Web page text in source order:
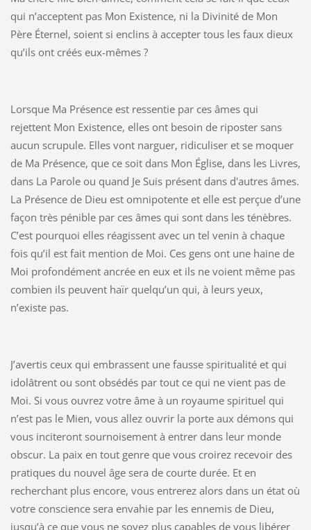
qui n’acceptent pas Mon Existence, ni la Divinité de Mon
Père Éternel, soient si enclins à accepter tous les faux dieux
qu’ils ont créés eux-mêmes ?
Lorsque Ma Présence est ressentie par ces âmes qui
rejettent Mon Existence, elles ont besoin de riposter sans
aucun scrupule. Elles vont narguer, ridiculiser et se moquer
de Ma Présence, que ce soit dans Mon Église, dans les Livres,
dans La Parole ou quand Je Suis présent dans d'autres âmes.
La Présence de Dieu est omnipotente et elle est perçue d’une
façon très pénible par ces âmes qui sont dans les ténèbres.
C’est pourquoi elles réagissent avec un tel venin à chaque
fois qu’il est fait mention de Moi. Ces gens ont une haine de
Moi profondément ancrée en eux et ils ne voient même pas
combien ils peuvent haïr quelqu’un qui, à leurs yeux,
n’existe pas.
J’avertis ceux qui embrassent une fausse spiritualité et qui
idolâtrent ou sont obsédés par tout ce qui ne vient pas de
Moi. Si vous ouvrez votre âme à un royaume spirituel qui
n’est pas le Mien, vous allez ouvrir la porte aux démons qui
vous inciteront sournoisement à entrer dans leur monde
obscur. La paix en tout genre que vous croirez recevoir des
pratiques du nouvel âge sera de courte durée. Et en
recherchant plus encore, vous entrerez alors dans un état où
votre conscience sera envahie par les ennemis de Dieu,
jusqu’à ce que vous ne soyez plus capables de vous libérer